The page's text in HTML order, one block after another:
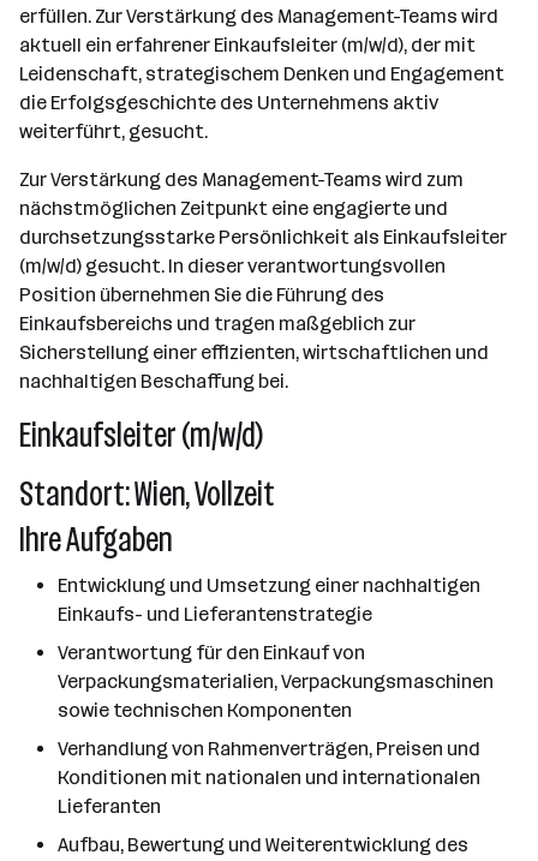
erfüllen. Zur Verstärkung des Management-Teams wird
aktuell ein erfahrener Einkaufsleiter (m/w/d), der mit
Leidenschaft, strategischem Denken und Engagement
die Erfolgsgeschichte des Unternehmens aktiv
weiterführt, gesucht.
Zur Verstärkung des Management-Teams wird zum
nächstmöglichen Zeitpunkt eine engagierte und
durchsetzungsstarke Persönlichkeit als Einkaufsleiter
(m/w/d) gesucht. In dieser verantwortungsvollen
Position übernehmen Sie die Führung des
Einkaufsbereichs und tragen maßgeblich zur
Sicherstellung einer effizienten, wirtschaftlichen und
nachhaltigen Beschaffung bei.
Einkaufsleiter (m/w/d)
Standort: Wien, Vollzeit
Ihre Aufgaben
Entwicklung und Umsetzung einer nachhaltigen
Einkaufs- und Lieferantenstrategie
Verantwortung für den Einkauf von
Verpackungsmaterialien, Verpackungsmaschinen
sowie technischen Komponenten
Verhandlung von Rahmenverträgen, Preisen und
Konditionen mit nationalen und internationalen
Lieferanten
Aufbau, Bewertung und Weiterentwicklung des